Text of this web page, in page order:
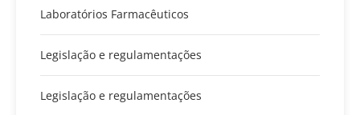
Laboratórios Farmacêuticos
Legislação e regulamentações
Legislação e regulamentações